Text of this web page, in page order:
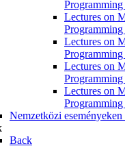
Lectures on
Lectures on
Lectures on
Lectures on
Nemzetközi
Back